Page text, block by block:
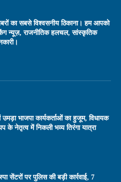
का सबसे विश्वसनीय ठिकाना। हम आपको
न्यूज़, राजनीतिक हलचल, सांस्कृतिक
उमड़ा भाजपा कार्यकर्ताओं का हुजूम, विधायक
के नेतृत्व में निकली भव्य तिरंगा यात्रा
सेंटरों पर पुलिस की बड़ी कार्रवाई, 7